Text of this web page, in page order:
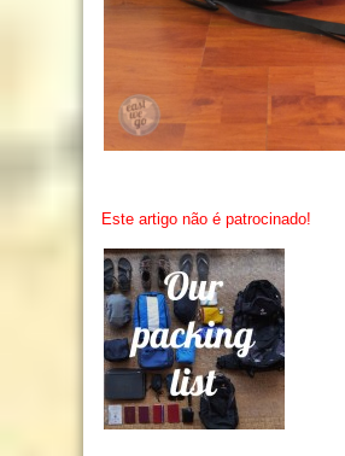
Este artigo não é patrocinado!